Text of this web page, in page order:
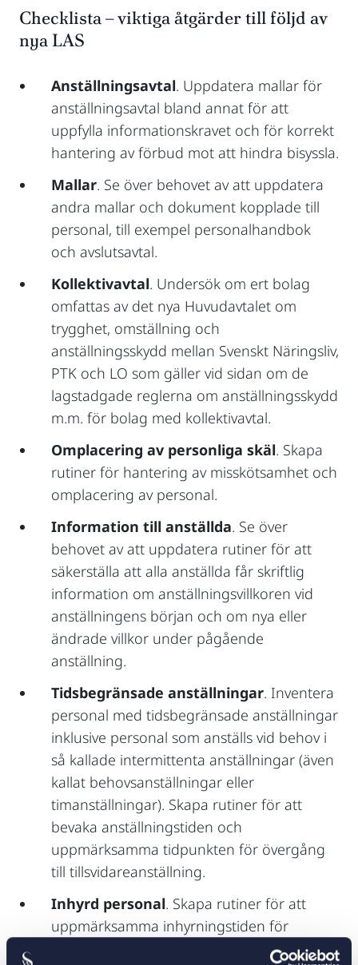
Checklista – viktiga åtgärder till följd av
nya LAS
Anställningsavtal. Uppdatera mallar för
anställningsavtal bland annat för att
uppfylla informationskravet och för korrekt
hantering av förbud mot att hindra bisyssla.
Mallar. Se över behovet av att uppdatera
andra mallar och dokument kopplade till
personal, till exempel personalhandbok
och avslutsavtal.
Kollektivavtal. Undersök om ert bolag
omfattas av det nya Huvudavtalet om
trygghet, omställning och
anställningsskydd mellan Svenskt Näringsliv,
PTK och LO som gäller vid sidan om de
lagstadgade reglerna om anställningsskydd
m.m. för bolag med kollektivavtal.
Omplacering av personliga skäl. Skapa
rutiner för hantering av misskötsamhet och
omplacering av personal.
Information till anställda. Se över
behovet av att uppdatera rutiner för att
säkerställa att alla anställda får skriftlig
information om anställningsvillkoren vid
anställningens början och om nya eller
ändrade villkor under pågående
anställning.
Tidsbegränsade anställningar. Inventera
personal med tidsbegränsade anställningar
inklusive personal som anställs vid behov i
så kallade intermittenta anställningar (även
kallat behovsanställningar eller
timanställningar). Skapa rutiner för att
bevaka anställningstiden och
uppmärksamma tidpunkten för övergång
till tillsvidareanställning.
Inhyrd personal. Skapa rutiner för att
uppmärksamma inhyrningstiden för
bemanningspersonal och skyldigheten att